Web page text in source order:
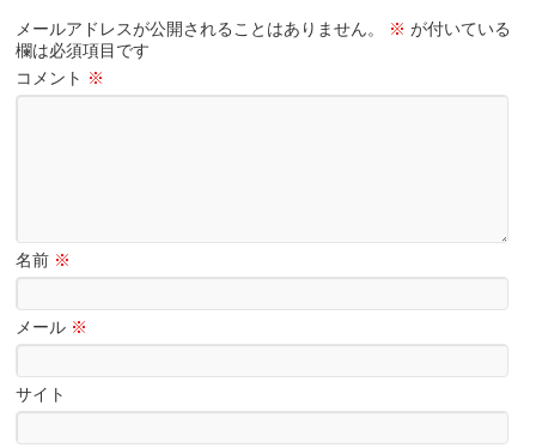
メールアドレスが公開されることはありません。 ※ が付いている
欄は必須項目です
コメント ※
名前 ※
メール ※
サイト